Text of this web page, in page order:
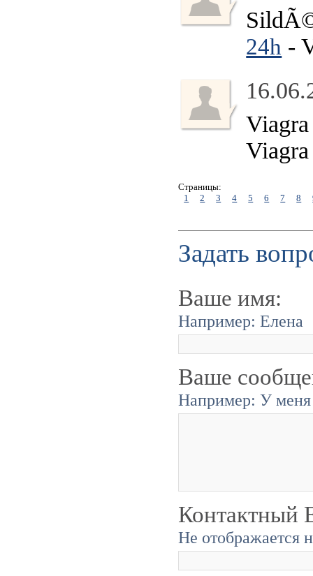
24h -
Viagra
Страницы:
1
2 3 4 5 6 7 8
Задать
Ваше имя:
Например: Елена
Ваше
Например: У меня
Контактный
Не отображается